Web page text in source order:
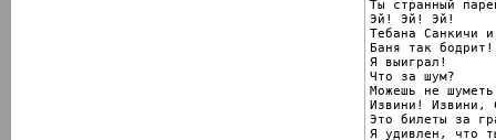
Ты странный
Эй! Эй! Эй!
Тебана Санкичи
Баня так бодрит!
Я выиграл!
Что за шум?
Можешь не
Извини! Извини,
Это билеты за
Я удивлен, что